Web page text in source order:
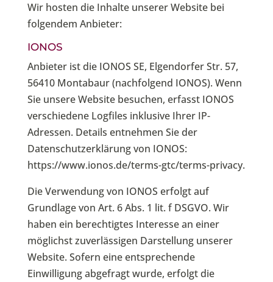
Wir hosten die Inhalte unserer Website bei
folgendem Anbieter:
IONOS
Anbieter ist die IONOS SE, Elgendorfer Str. 57,
56410 Montabaur (nachfolgend IONOS). Wenn
Sie unsere Website besuchen, erfasst IONOS
verschiedene Logfiles inklusive Ihrer IP-
Adressen. Details entnehmen Sie der
Datenschutzerklärung von IONOS:
https://www.ionos.de/terms-gtc/terms-privacy.
Die Verwendung von IONOS erfolgt auf
Grundlage von Art. 6 Abs. 1 lit. f DSGVO. Wir
haben ein berechtigtes Interesse an einer
möglichst zuverlässigen Darstellung unserer
Website. Sofern eine entsprechende
Einwilligung abgefragt wurde, erfolgt die